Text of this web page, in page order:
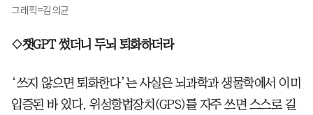
그래픽=김의균
◇챗GPT 썼더니 두뇌 퇴화하더라
‘쓰지 않으면 퇴화한다’는 사실은 뇌과학과 생물학에서 이미
입증된 바 있다. 위성항법장치(GPS)를 자주 쓰면 스스로 길